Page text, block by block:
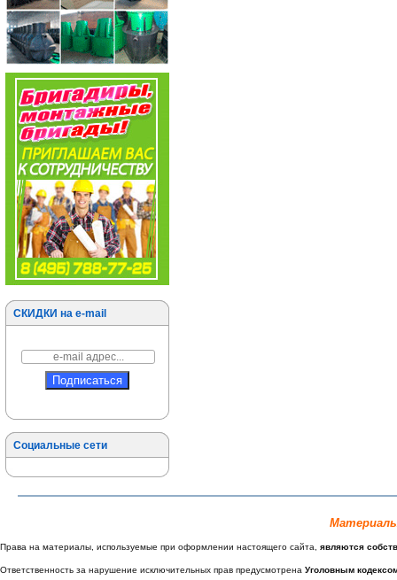
СКИДКИ на e-mail
Социальные сети
Права на материалы, используемые при оформлении настоящего сайта, являются
Ответственность за нарушение исключительных прав предусмотрена Уголовным